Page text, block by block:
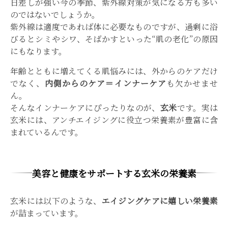
のではないでしょうか。
紫外線は適度であれば体に必要なものですが、過剰に浴
びるとシミやシワ、そばかすといった“肌の老化”の原因
にもなります。
年齢とともに増えてくる肌悩みには、外からのケアだけ
でなく、 内側からのケア＝インナーケア も欠かせませ
ん。
そんなインナーケアにぴったりなのが、 玄米です。実は
玄米には、アンチエイジングに役立つ栄養素が豊富に含
まれているんです。
美容と健康をサポートする玄米の栄養素
玄米には以下のような、 エイジングケアに嬉しい栄養素
が詰まっています。